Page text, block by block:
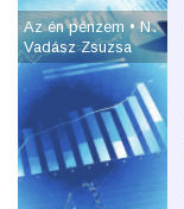
Az én pénzem • N․
Vadász Zsuzsa